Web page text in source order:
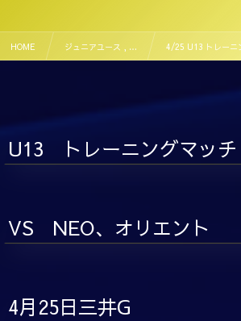
HOME ジュニアユース , … 4/25 U13 トレーニ
U13 トレーニングマッチ
VS NEO、オリエント
4月25日三井G